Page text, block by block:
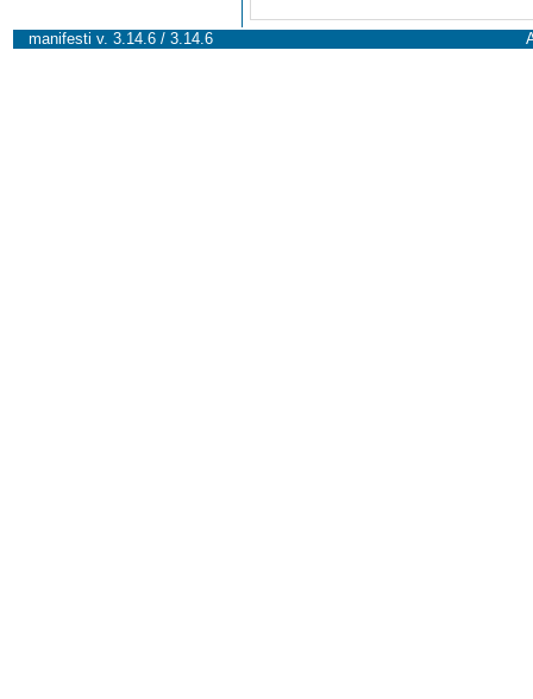
manifesti v. 3.14.6 / 3.14.6